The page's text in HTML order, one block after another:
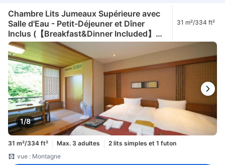
Chambre Lits Jumeaux Supérieure avec
Salle d'Eau - Petit-Déjeuner et Dîner
Inclus (【Breakfast&Dinner Included】
Superior Twin Room with Shower Room)
31 m²/334 ft²
1/8
31 m²/334 ft² Max. 3 adultes
2 lits simples et 1 futon
vue : Montagne